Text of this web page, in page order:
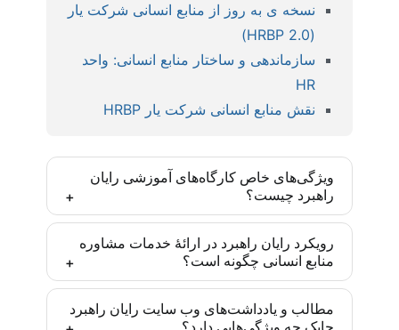
نسخه ی به روز از منابع انسانی شرکت یار
(HRBP 2.0)
سازماندهی و ساختار منابع انسانی: واحد
HR
نقش منابع انسانی شرکت یار HRBP
ویژگی‌های خاص کارگاه‌های آموزشی رایان
راهبرد چیست؟
کارگاه‌های رایان راهبرد بر اساس مدل‌ها و روش‌های
روز دنیا و با رویکرد ایجاد مهارت تخصصی تدارک دیده
شده‌اند و یادگیری انجام موضوع آموزش پس از
مشارکت فعال تضمین شده است. این مهارت‌ها برای
رویکرد رایان راهبرد در ارائۀ خدمات مشاوره
منابع انسانی چگونه است؟
رایان راهبرد تأکید زیادی به درونی‌سازی متدهای به کار
مطالب و یادداشت‌های وب سایت رایان راهبرد
چابک چه ویژگی‌هایی دارد؟